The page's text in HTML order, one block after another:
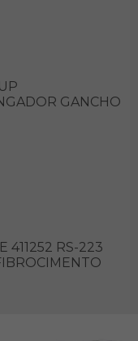
GANCHO
411252 RS-223